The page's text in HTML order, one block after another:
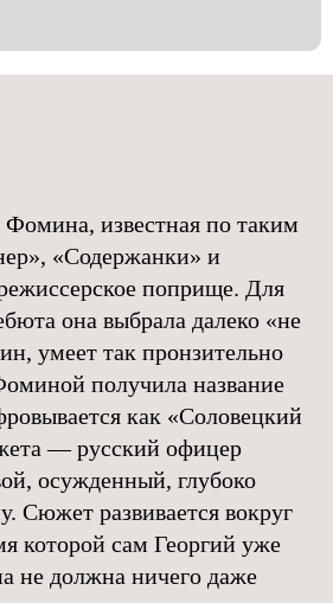
известная по таким
«Содержанки» и
поприще. Для
она выбрала далеко «не
умеет так пронзительно
получила название
как «Соловецкий
— русский офицер
осужденный, глубоко
развивается вокруг
которой сам Георгий уже
не должна ничего даже